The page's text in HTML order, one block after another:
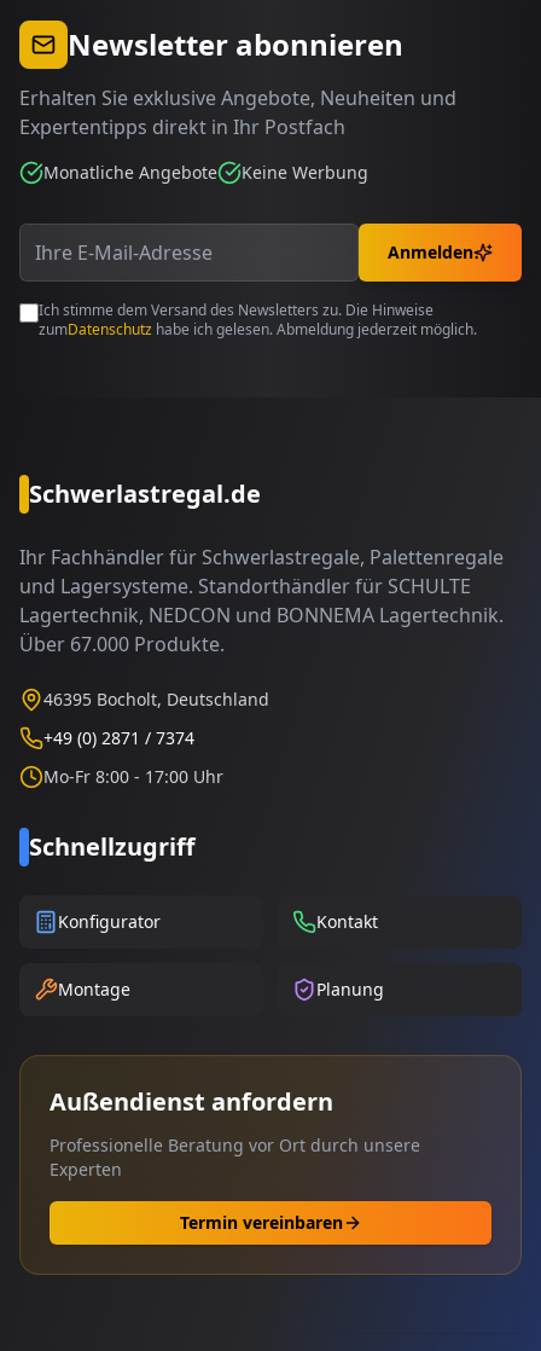
Newsletter abonnieren
Erhalten Sie exklusive Angebote, Neuheiten und
Expertentipps direkt in Ihr Postfach
Monatliche Angebote Keine Werbung
Anmelden
Ich stimme dem Versand des Newsletters zu. Die Hinweise
zumDatenschutz habe ich gelesen. Abmeldung jederzeit möglich.
Schwerlastregal.de
Ihr Fachhändler für Schwerlastregale, Palettenregale
und Lagersysteme. Standorthändler für SCHULTE
Lagertechnik, NEDCON und BONNEMA Lagertechnik.
Über 67.000 Produkte.
46395 Bocholt, Deutschland
+49 (0) 2871 / 7374
Mo-Fr 8:00 - 17:00 Uhr
Schnellzugriff
Konfigurator Kontakt
Montage Planung
Außendienst anfordern
Professionelle Beratung vor Ort durch unsere
Experten
Termin vereinbaren